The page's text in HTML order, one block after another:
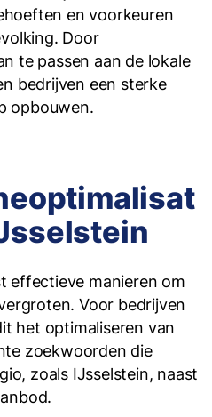
en voorkeuren
Door
te passen aan de lokale
bedrijven een sterke
opbouwen.
effectieve manieren om
Voor bedrijven
het optimaliseren van
zoekwoorden die
zoals IJsselstein, naast